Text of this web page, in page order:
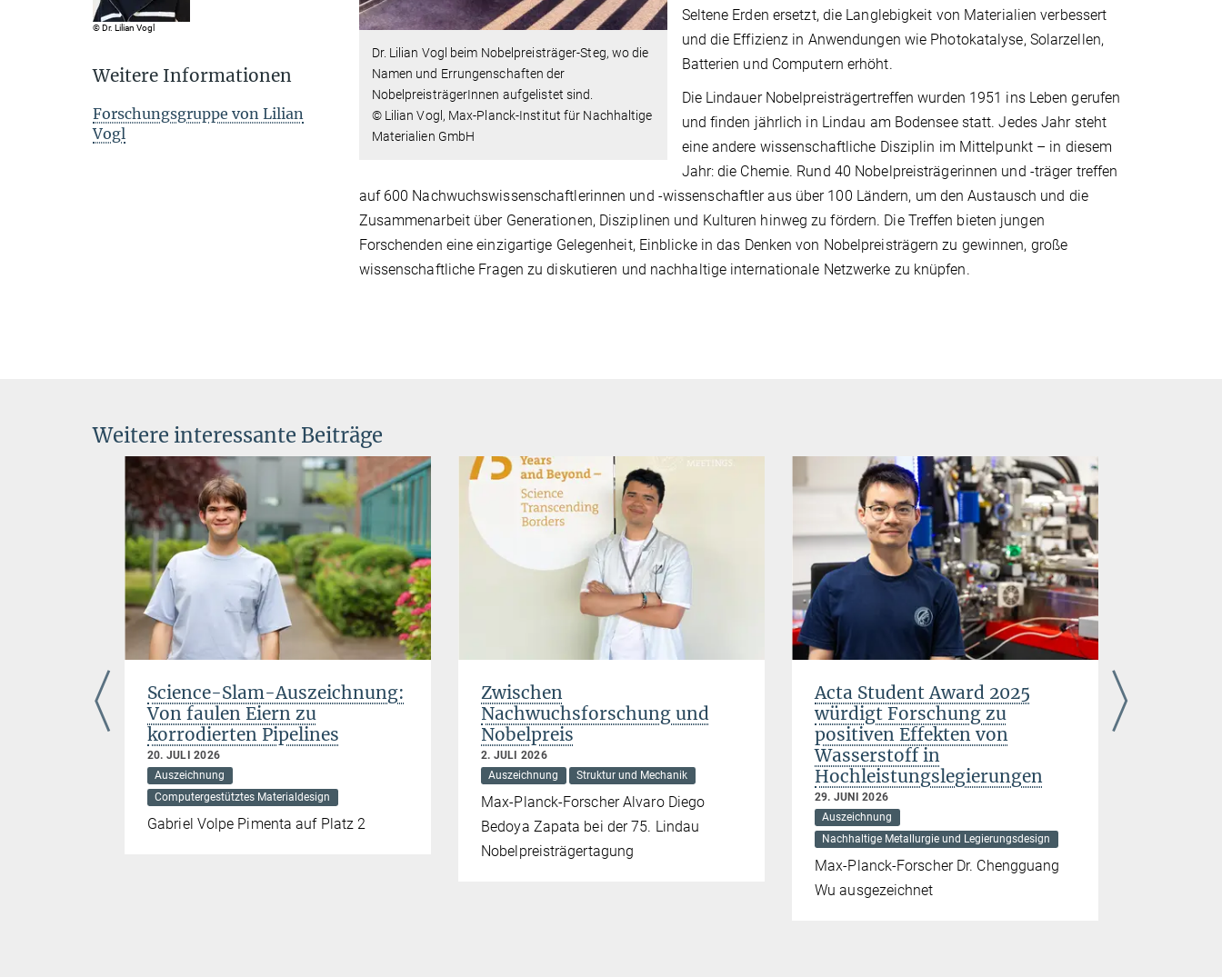
Dr. Lilian Vogl beim Nobelpreisträger-Steg, wo die
Namen und Errungenschaften der
NobelpreisträgerInnen aufgelistet sind.
© Lilian Vogl, Max-Planck-Institut für Nachhaltige
Materialien GmbH
Seltene Erden ersetzt, die Langlebigkeit von Materialien verbessert
und die Effizienz in Anwendungen wie Photokatalyse, Solarzellen,
Batterien und Computern erhöht.
Die Lindauer Nobelpreisträgertreffen wurden 1951 ins Leben gerufen
und finden jährlich in Lindau am Bodensee statt. Jedes Jahr steht
eine andere wissenschaftliche Disziplin im Mittelpunkt – in diesem
Jahr: die Chemie. Rund 40 Nobelpreisträgerinnen und -träger treffen
auf 600 Nachwuchswissenschaftlerinnen und -wissenschaftler aus über 100 Ländern, um den Austausch und die
Zusammenarbeit über Generationen, Disziplinen und Kulturen hinweg zu fördern. Die Treffen bieten jungen
Forschenden eine einzigartige Gelegenheit, Einblicke in das Denken von Nobelpreisträgern zu gewinnen, große
wissenschaftliche Fragen zu diskutieren und nachhaltige internationale Netzwerke zu knüpfen.
© Dr. Lilian Vogl
Weitere Informationen
Forschungsgruppe von Lilian
Vogl
Weitere interessante Beiträge
Science-Slam-Auszeichnung:
Von faulen Eiern zu
korrodierten Pipelines
20. JULI 2026
Auszeichnung
Computergestütztes Materialdesign
Gabriel Volpe Pimenta auf Platz 2
Zwischen
Nachwuchsforschung und
Nobelpreis
2. JULI 2026
Auszeichnung
Struktur und Mechanik
Max-Planck-Forscher Alvaro Diego
Bedoya Zapata bei der 75. Lindau
Nobelpreisträgertagung
Acta Student Award 2025
würdigt Forschung zu
positiven Effekten von
Wasserstoff in
Hochleistungslegierungen
29. JUNI 2026
Auszeichnung
Nachhaltige Metallurgie und Legierungsdesign
Max-Planck-Forscher Dr. Chengguang
Wu ausgezeichnet